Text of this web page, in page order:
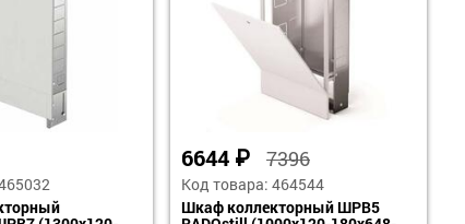
6644 ₽ 7396
Код товара: 464544
Шкаф коллекторный ШРВ5